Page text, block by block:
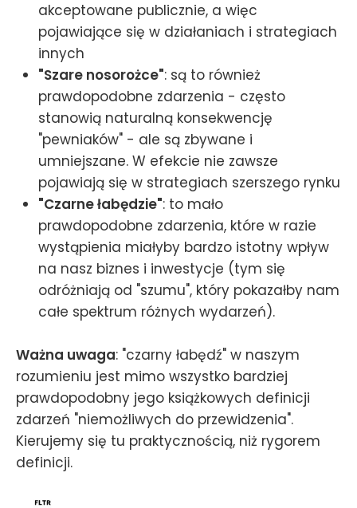
akceptowane publicznie, a więc
pojawiające się w działaniach i strategiach
innych
"Szare nosorożce": są to również
prawdopodobne zdarzenia - często
stanowią naturalną konsekwencję
"pewniaków" - ale są zbywane i
umniejszane. W efekcie nie zawsze
pojawiają się w strategiach szerszego rynku
"Czarne łabędzie": to mało
prawdopodobne zdarzenia, które w razie
wystąpienia miałyby bardzo istotny wpływ
na nasz biznes i inwestycje (tym się
odróżniają od "szumu", który pokazałby nam
całe spektrum różnych wydarzeń).
Ważna uwaga: "czarny łabędź" w naszym
rozumieniu jest mimo wszystko bardziej
prawdopodobny jego książkowych definicji
zdarzeń "niemożliwych do przewidzenia".
Kierujemy się tu praktycznością, niż rygorem
definicji.